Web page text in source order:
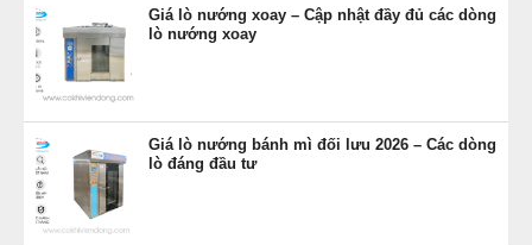
Giá lò nướng xoay – Cập nhật đầy đủ các dòng
lò nướng xoay
Giá lò nướng bánh mì đối lưu 2026 – Các dòng
lò đáng đầu tư